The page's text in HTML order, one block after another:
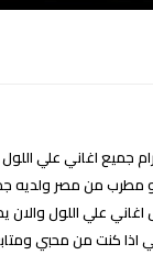
علي اللول هو مطرب من
علي اللول والان
اذا كنت من محبي